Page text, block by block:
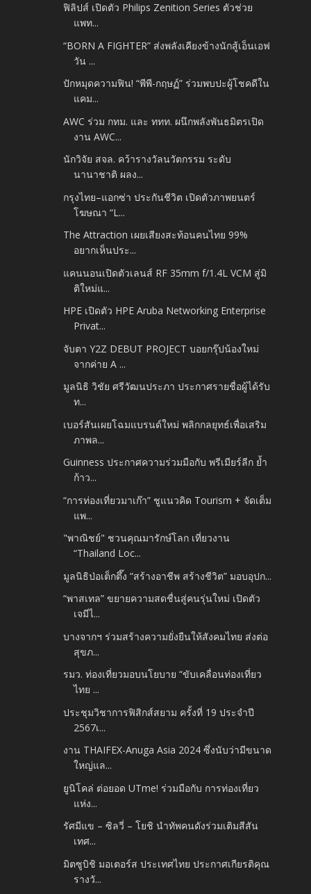
ฟิลิปส์ เปิดตัว Philips Zenition Series ตัวช่วย
แพท...
“BORN A FIGHTER” ส่งพลังเคียงข้างนักสู้เอ็นเอฟ
วัน ...
ปักหมุดความฟิน! “พีพี-กฤษฏ์” ร่วมพบปะผู้โชคดีใน
แคม...
AWC ร่วม กทม. และ ททท. ผนึกพลังพันธมิตรเปิด
งาน AWC...
นักวิจัย สจล. คว้ารางวัลนวัตกรรม ระดับ
นานาชาติ ผลง...
กรุงไทย–แอกซ่า ประกันชีวิต เปิดตัวภาพยนตร์
โฆษณา “L...
The Attraction เผยเสียงสะท้อนคนไทย 99%
อยากเห็นประ...
แคนนอนเปิดตัวเลนส์ RF 35mm f/1.4L VCM สู่มิ
ติใหม่แ...
HPE เปิดตัว HPE Aruba Networking Enterprise
Privat...
จับตา Y2Z DEBUT PROJECT บอยกรุ๊ปน้องใหม่
จากค่าย A ...
มูลนิธิ วิชัย ศรีวัฒนประภา ประกาศรายชื่อผู้ได้รับ
ท...
เบอร์สันเผยโฉมแบรนด์ใหม่ พลิกกลยุทธ์เพื่อเสริม
ภาพล...
Guinness ประกาศความร่วมมือกับ พรีเมียร์ลีก ย้ำ
ก้าว...
“การท่องเที่ยวมาเก๊า” ชูแนวคิด Tourism + จัดเต็ม
แพ...
"พาณิชย์" ชวนคุณมารักษ์โลก เที่ยวงาน
“Thailand Loc...
มูลนิธิป่อเต็กตึ๊ง “สร้างอาชีพ สร้างชีวิต” มอบอุปก...
“พาสเทล” ขยายความสดชื่นสู่คนรุ่นใหม่ เปิดตัว
เจมีไ...
บางจากฯ ร่วมสร้างความยั่งยืนให้สังคมไทย ส่งต่อ
สุขภ...
รมว. ท่องเที่ยวมอบนโยบาย “ขับเคลื่อนท่องเที่ยว
ไทย ...
ประชุมวิชาการฟิสิกส์สยาม ครั้งที่ 19 ประจำปี
2567เ...
งาน THAIFEX-Anuga Asia 2024 ซึ่งนับว่ามีขนาด
ใหญ่แล...
ยูนิโคล่ ต่อยอด UTme! ร่วมมือกับ การท่องเที่ยว
แห่ง...
รัศมีแข – ซิลวี่ – โยชิ นำทัพคนดังร่วมเติมสีสัน
เทศ...
มิตซูบิชิ มอเตอร์ส ประเทศไทย ประกาศเกียรติคุณ
รางวั...